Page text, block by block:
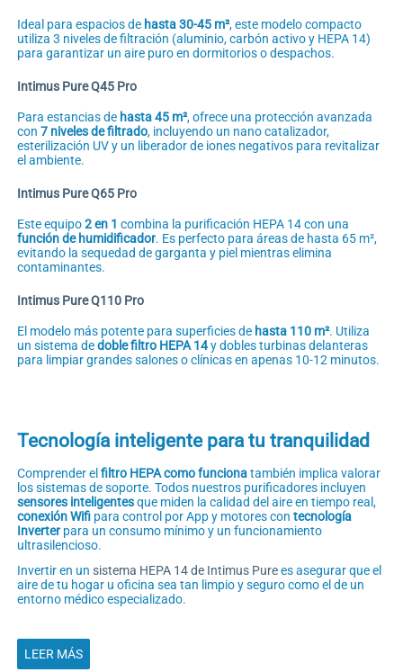
Ideal para espacios de hasta 30-45 m², este modelo compacto
utiliza 3 niveles de filtración (aluminio, carbón activo y HEPA 14)
para garantizar un aire puro en dormitorios o despachos.
Intimus Pure Q45 Pro
Para estancias de hasta 45 m², ofrece una protección avanzada
con 7 niveles de filtrado, incluyendo un nano catalizador,
esterilización UV y un liberador de iones negativos para revitalizar
el ambiente.
Intimus Pure Q65 Pro
Este equipo2 en 1 combina la purificación HEPA 14 con una
función de humidificador. Es perfecto para áreas de hasta 65 m²,
evitando la sequedad de garganta y piel mientras elimina
contaminantes.
Intimus Pure Q110 Pro
El modelo más potente para superficies de hasta 110 m². Utiliza
un sistema dedoble filtro HEPA 14y dobles turbinas delanteras
para limpiar grandes salones o clínicas en apenas 10-12 minutos.
Tecnología inteligente para tu tranquilidad
Comprender el filtro HEPA como funcionatambién implica valorar
los sistemas de soporte. Todos nuestros purificadores incluyen
sensores inteligentesque miden la calidad del aire en tiempo real,
conexión Wifi para control por App y motores con tecnología
Inverterpara un consumo mínimo y un funcionamiento
ultrasilencioso.
Invertir en un sistema HEPA 14 de Intimus Purees asegurar que el
aire de tu hogar u oficina sea tan limpio y seguro como el de un
entorno médico especializado.
LEER MÁS